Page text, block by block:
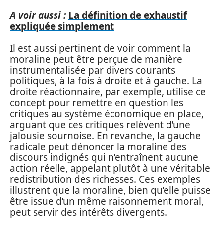
A voir aussi : La définition de exhaustif
expliquée simplement
Il est aussi pertinent de voir comment la
moraline peut être perçue de manière
instrumentalisée par divers courants
politiques, à la fois à droite et à gauche. La
droite réactionnaire, par exemple, utilise ce
concept pour remettre en question les
critiques au système économique en place,
arguant que ces critiques relèvent d’une
jalousie sournoise. En revanche, la gauche
radicale peut dénoncer la moraline des
discours indignés qui n’entraînent aucune
action réelle, appelant plutôt à une véritable
redistribution des richesses. Ces exemples
illustrent que la moraline, bien qu’elle puisse
être issue d’un même raisonnement moral,
peut servir des intérêts divergents.